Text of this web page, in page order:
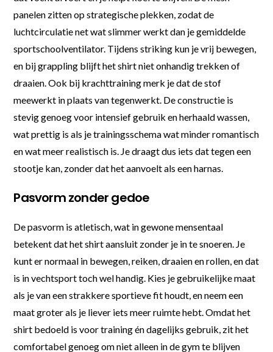
panelen zitten op strategische plekken, zodat de
luchtcirculatie net wat slimmer werkt dan je gemiddelde
sportschoolventilator. Tijdens striking kun je vrij bewegen,
en bij grappling blijft het shirt niet onhandig trekken of
draaien. Ook bij krachttraining merk je dat de stof
meewerkt in plaats van tegenwerkt. De constructie is
stevig genoeg voor intensief gebruik en herhaald wassen,
wat prettig is als je trainingsschema wat minder romantisch
en wat meer realistisch is. Je draagt dus iets dat tegen een
stootje kan, zonder dat het aanvoelt als een harnas.
Pasvorm zonder gedoe
De pasvorm is atletisch, wat in gewone mensentaal
betekent dat het shirt aansluit zonder je in te snoeren. Je
kunt er normaal in bewegen, reiken, draaien en rollen, en dat
is in vechtsport toch wel handig. Kies je gebruikelijke maat
als je van een strakkere sportieve fit houdt, en neem een
maat groter als je liever iets meer ruimte hebt. Omdat het
shirt bedoeld is voor training én dagelijks gebruik, zit het
comfortabel genoeg om niet alleen in de gym te blijven